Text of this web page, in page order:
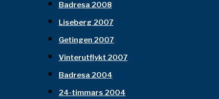
Badresa 2008
Liseberg 2007
Getingen 2007
Vinterutflykt 2007
Badresa 2004
24-timmars 2004